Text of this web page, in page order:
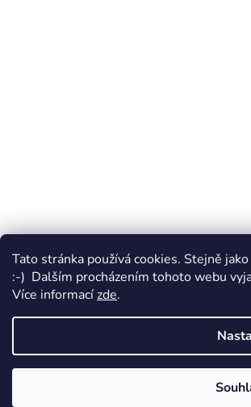
Tato stránka používá cookies. Stejně
:-) Dalším procházením tohoto webu
Více informacízde.